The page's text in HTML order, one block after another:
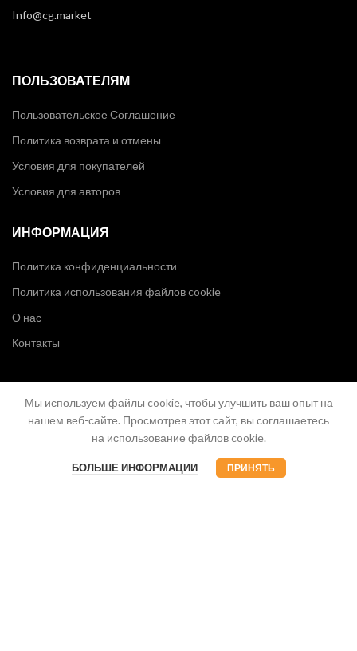
Info@cg.market
ПОЛЬЗОВАТЕЛЯМ
Пользовательское Соглашение
Политика возврата и отмены
Условия для покупателей
Условия для авторов
ИНФОРМАЦИЯ
Политика конфиденциальности
Политика использования файлов cookie
О нас
Контакты
Мы используем файлы cookie, чтобы улучшить ваш опыт на
нашем веб-сайте. Просмотрев этот сайт, вы соглашаетесь
на использование файлов cookie.
БОЛЬШЕ ИНФОРМАЦИИ ПРИНЯТЬ